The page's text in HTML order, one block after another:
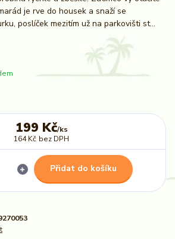
je rve do housek a snaží se
poslíček mezitím už na parkovišti st...
199 Kč/ks
164 Kč bez DPH
Přidat do košíku